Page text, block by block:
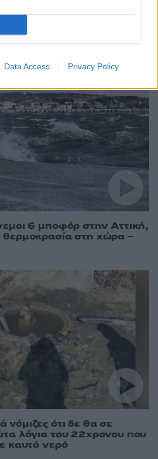
Data Access Privacy Policy
6 μποφόρ στην Αττική,
στη χώρα –
ότι δε θα σε
λόγια του 22χρονου που
καυτό νερό